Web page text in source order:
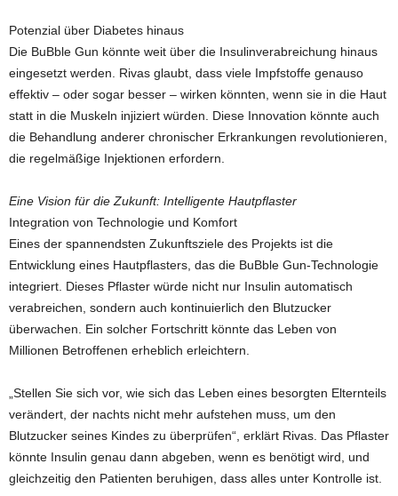
Potenzial über Diabetes hinaus
Die BuBble Gun könnte weit über die Insulinverabreichung hinaus
eingesetzt werden. Rivas glaubt, dass viele Impfstoffe genauso
effektiv – oder sogar besser – wirken könnten, wenn sie in die Haut
statt in die Muskeln injiziert würden. Diese Innovation könnte auch
die Behandlung anderer chronischer Erkrankungen revolutionieren,
die regelmäßige Injektionen erfordern.
Eine Vision für die Zukunft: Intelligente Hautpflaster
Integration von Technologie und Komfort
Eines der spannendsten Zukunftsziele des Projekts ist die
Entwicklung eines Hautpflasters, das die BuBble Gun-Technologie
integriert. Dieses Pflaster würde nicht nur Insulin automatisch
verabreichen, sondern auch kontinuierlich den Blutzucker
überwachen. Ein solcher Fortschritt könnte das Leben von
Millionen Betroffenen erheblich erleichtern.
„Stellen Sie sich vor, wie sich das Leben eines besorgten Elternteils
verändert, der nachts nicht mehr aufstehen muss, um den
Blutzucker seines Kindes zu überprüfen“, erklärt Rivas. Das Pflaster
könnte Insulin genau dann abgeben, wenn es benötigt wird, und
gleichzeitig den Patienten beruhigen, dass alles unter Kontrolle ist.